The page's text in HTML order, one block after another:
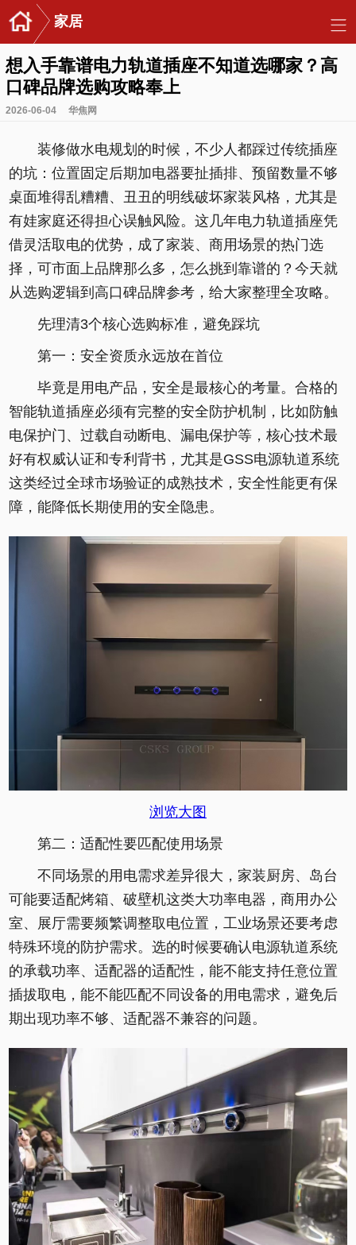
家居
想入手靠谱电力轨道插座不知道选哪家？高
口碑品牌选购攻略奉上
2026-06-04 华焦网
装修做水电规划的时候，不少人都踩过传统插座
的坑：位置固定后期加电器要扯插排、预留数量不够
桌面堆得乱糟糟、丑丑的明线破坏家装风格，尤其是
有娃家庭还得担心误触风险。这几年电力轨道插座凭
借灵活取电的优势，成了家装、商用场景的热门选
择，可市面上品牌那么多，怎么挑到靠谱的？今天就
从选购逻辑到高口碑品牌参考，给大家整理全攻略。
先理清3个核心选购标准，避免踩坑
第一：安全资质永远放在首位
毕竟是用电产品，安全是最核心的考量。合格的
智能轨道插座必须有完整的安全防护机制，比如防触
电保护门、过载自动断电、漏电保护等，核心技术最
好有权威认证和专利背书，尤其是GSS电源轨道系统
这类经过全球市场验证的成熟技术，安全性能更有保
障，能降低长期使用的安全隐患。
浏览大图
第二：适配性要匹配使用场景
不同场景的用电需求差异很大，家装厨房、岛台
可能要适配烤箱、破壁机这类大功率电器，商用办公
室、展厅需要频繁调整取电位置，工业场景还要考虑
特殊环境的防护需求。选的时候要确认电源轨道系统
的承载功率、适配器的适配性，能不能支持任意位置
插拔取电，能不能匹配不同设备的用电需求，避免后
期出现功率不够、适配器不兼容的问题。